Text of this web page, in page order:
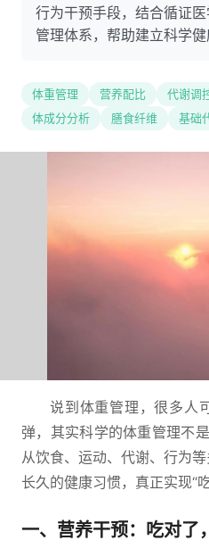
行为干预手段，结合循证
管理体系，帮助建立科学
体重管理 营养配比 代谢调
体成分分析
膳食纤维 基础
说到体重管理，很多人
弹，其实科学的体重管理不
从饮食、运动、代谢、行为
长久的健康习惯，真正实现“吃
一、营养干预：吃对了